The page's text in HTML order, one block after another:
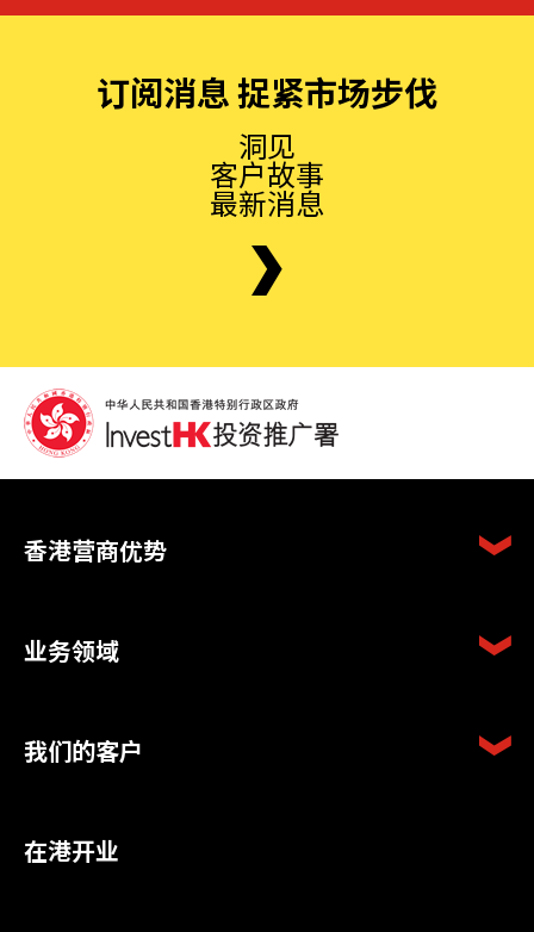
订阅消息 捉紧市场步伐
洞见
客户故事
最新消息
香港营商优势
业务领域
我们的客户
在港开业